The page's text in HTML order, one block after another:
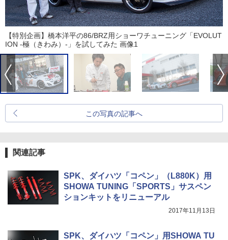
【特別企画】橋本洋平の86/BRZ用ショーワチューニング「EVOLUT
ION -極（きわみ）-」を試してみた 画像1
この写真の記事へ
関連記事
SPK、ダイハツ「コペン」（L880K）用
SHOWA TUNING「SPORTS」サスペン
ションキットをリニューアル
2017年11月13日
SPK、ダイハツ「コペン」用SHOWA TU